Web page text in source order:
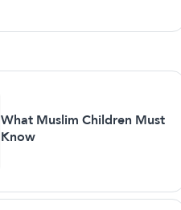
What Muslim Children Must
Know